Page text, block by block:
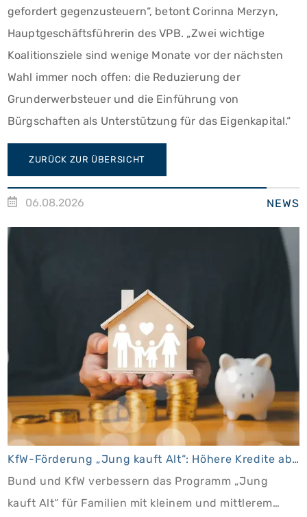
gefordert gegenzusteuern“, betont Corinna Merzyn,
Hauptgeschäftsführerin des VPB. „Zwei wichtige
Koalitionsziele sind wenige Monate vor der nächsten
Wahl immer noch offen: die Reduzierung der
Grunderwerbsteuer und die Einführung von
Bürgschaften als Unterstützung für das Eigenkapital.“
ZURÜCK ZUR ÜBERSICHT
06.08.2026 NEWS
KfW-Förderung „Jung kauft Alt“: Höhere Kredite ab August 2026
Bund und KfW verbessern das Programm „Jung
kauft Alt“ für Familien mit kleinem und mittlerem